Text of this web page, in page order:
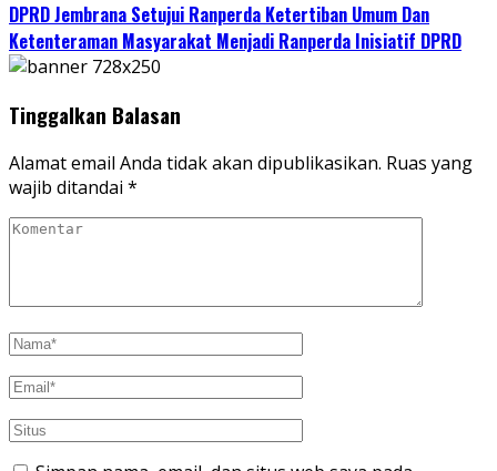
DPRD Jembrana Setujui Ranperda Ketertiban Umum Dan
Ketenteraman Masyarakat Menjadi Ranperda Inisiatif DPRD
Tinggalkan Balasan
Alamat email Anda tidak akan dipublikasikan. Ruas yang
wajib ditandai *